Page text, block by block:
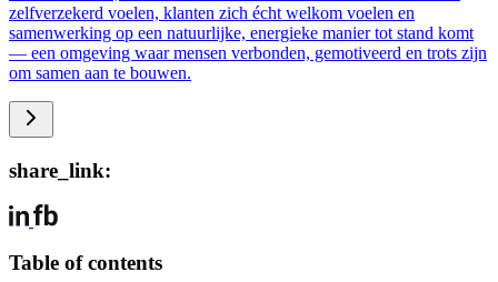
zelfverzekerd voelen, klanten zich écht welkom voelen en
samenwerking op een natuurlijke, energieke manier tot stand komt
— een omgeving waar mensen verbonden, gemotiveerd en trots zijn
om samen aan te bouwen.
share_link:
Table of contents